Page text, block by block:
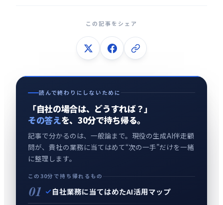
この記事をシェア
読んで終わりにしないために
「自社の場合は、どうすれば？」
その答えを、30分で持ち帰る。
記事で分かるのは、一般論まで。現役の生成AI伴走顧
問が、貴社の業務に当てはめて“次の一手”だけを一緒
に整理します。
この30分で持ち帰れるもの
01 自社業務に当てはめたAI活用マップ